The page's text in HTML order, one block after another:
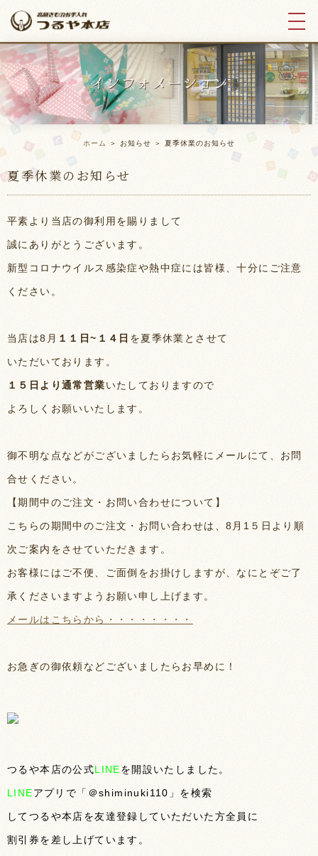
ホーム ＞ お知らせ ＞ 夏季休業のお知らせ
夏季休業のお知らせ
平素より当店の御利用を賜りまして
誠にありがとうございます。
新型コロナウイルス感染症や熱中症には皆様、十分にご注意
ください。
当店は8月 １１日~１４日 を夏季休業とさせて
いただいております。
１５日より通常営業いたしておりますので
よろしくお願いいたします。
御不明な点などがございましたらお気軽にメールにて、お問
合せください。
【期間中のご注文・お問い合わせについて】
こちらの期間中のご注文・お問い合わせは、8月1５日より順
次ご案内をさせていただきます。
お客様にはご不便、ご面倒をお掛けしますが、なにとぞご了
承くださいますようお願い申し上げます。
メールはこちらから・・・・・・・・
お急ぎの御依頼などございましたらお早めに！
つるや本店の公式LINEを開設いたしました。
LINEアプリで「＠shiminuki110」を検索
してつるや本店を友達登録していただいた方全員に
割引券を差し上げています。